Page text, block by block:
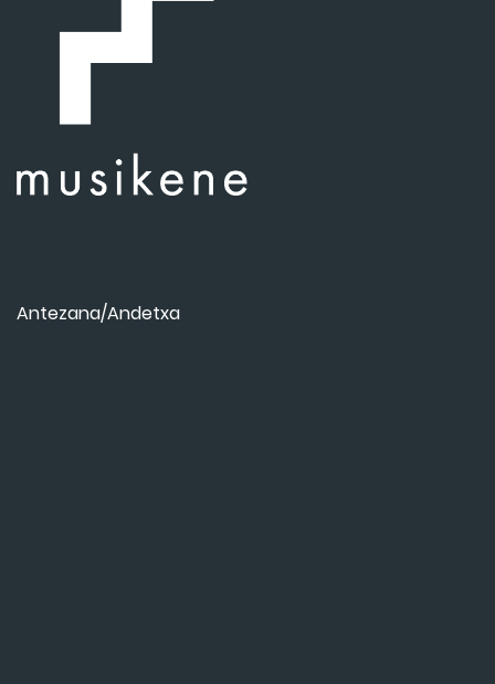
Antezana/Andetxa